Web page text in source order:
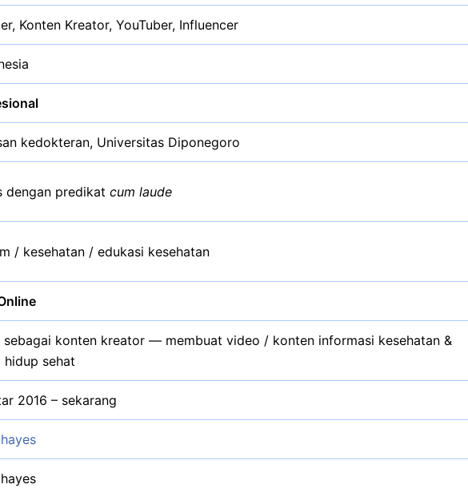
Konten Kreator, YouTuber, Influencer
kedokteran, Universitas Diponegoro
dengan predikat cum laude
/ kesehatan / edukasi kesehatan
konten kreator — membuat video / konten informasi kesehatan &
hidup sehat
2016 – sekarang